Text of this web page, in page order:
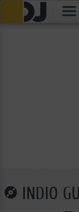
INDIO